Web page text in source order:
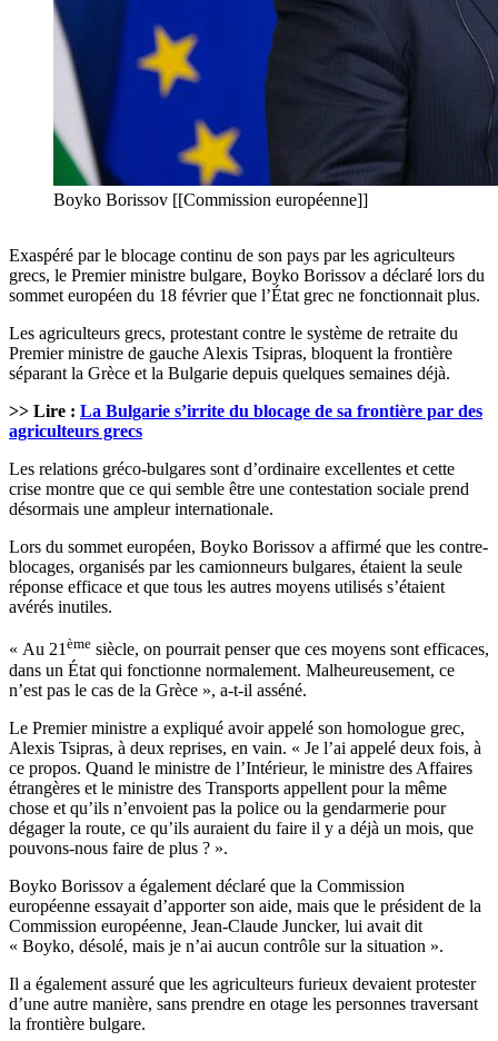
Boyko Borissov [[Commission européenne]]
Exaspéré par le blocage continu de son pays par les agriculteurs
grecs, le Premier ministre bulgare, Boyko Borissov a déclaré lors du
sommet européen du 18 février que l’État grec ne fonctionnait plus.
Les agriculteurs grecs, protestant contre le système de retraite du
Premier ministre de gauche Alexis Tsipras, bloquent la frontière
séparant la Grèce et la Bulgarie depuis quelques semaines déjà.
>> Lire : La Bulgarie s’irrite du blocage de sa frontière par des
agriculteurs grecs
Les relations gréco-bulgares sont d’ordinaire excellentes et cette
crise montre que ce qui semble être une contestation sociale prend
désormais une ampleur internationale.
Lors du sommet européen, Boyko Borissov a affirmé que les contre-
blocages, organisés par les camionneurs bulgares, étaient la seule
réponse efficace et que tous les autres moyens utilisés s’étaient
avérés inutiles.
« Au 21ème siècle, on pourrait penser que ces moyens sont efficaces,
dans un État qui fonctionne normalement. Malheureusement, ce
n’est pas le cas de la Grèce », a-t-il asséné.
Le Premier ministre a expliqué avoir appelé son homologue grec,
Alexis Tsipras, à deux reprises, en vain. « Je l’ai appelé deux fois, à
ce propos. Quand le ministre de l’Intérieur, le ministre des Affaires
étrangères et le ministre des Transports appellent pour la même
chose et qu’ils n’envoient pas la police ou la gendarmerie pour
dégager la route, ce qu’ils auraient du faire il y a déjà un mois, que
pouvons-nous faire de plus ? ».
Boyko Borissov a également déclaré que la Commission
européenne essayait d’apporter son aide, mais que le président de la
Commission européenne, Jean-Claude Juncker, lui avait dit
« Boyko, désolé, mais je n’ai aucun contrôle sur la situation ».
Il a également assuré que les agriculteurs furieux devaient protester
d’une autre manière, sans prendre en otage les personnes traversant
la frontière bulgare.